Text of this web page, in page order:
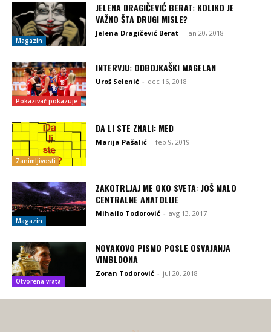
Magazin
JELENA DRAGIČEVIĆ BERAT: KOLIKO JE
VAŽNO ŠTA DRUGI MISLE?
Jelena Dragičević Berat - jan 20, 2018
Pokazivač pokazuje
INTERVJU: ODBOJKAŠKI MAGELAN
Uroš Selenić - dec 16, 2018
Zanimljivosti
DA LI STE ZNALI: MED
Marija Pašalić - feb 9, 2019
Magazin
ZAKOTRLJAJ ME OKO SVETA: JOŠ MALO
CENTRALNE ANATOLIJE
Mihailo Todorović - avg 13, 2017
Otvorena vrata
NOVAKOVO PISMO POSLE OSVAJANJA
VIMBLDONA
Zoran Todorović - jul 20, 2018